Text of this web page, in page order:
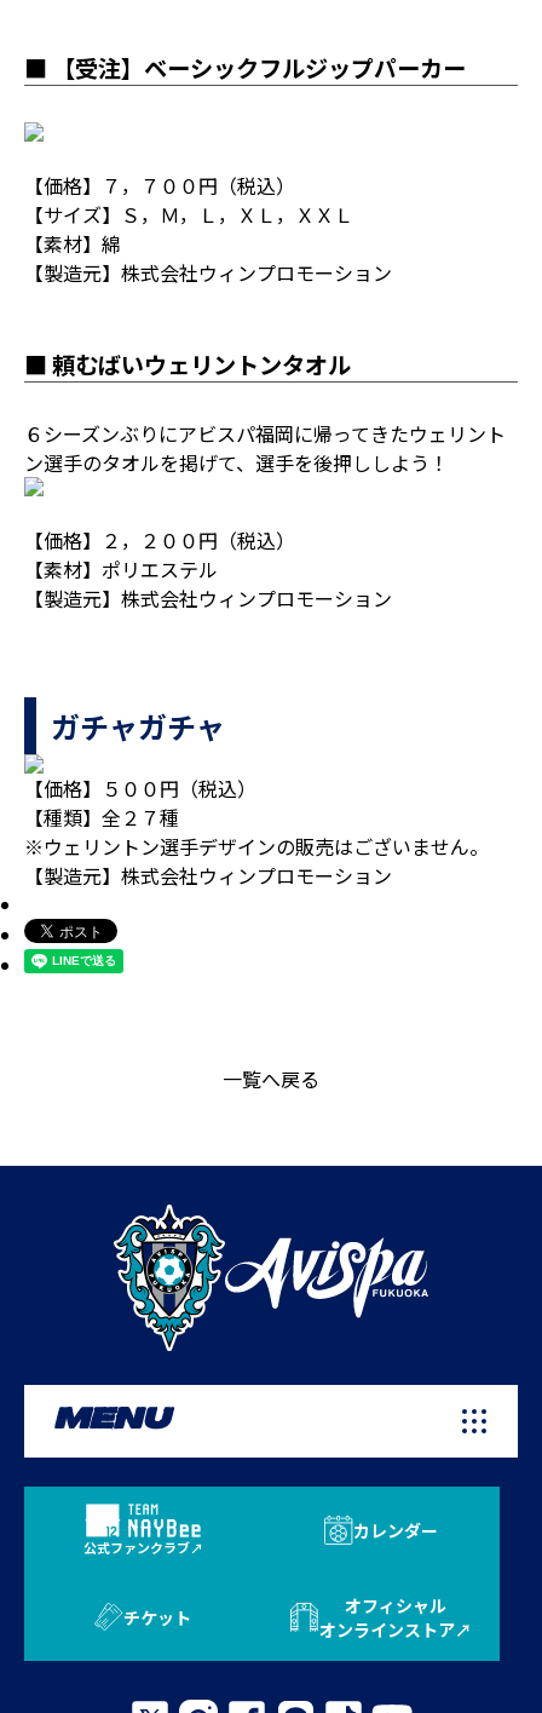
■ 【受注】ベーシックフルジップパーカー
【価格】７，７００円（税込）
【サイズ】Ｓ，Ｍ，Ｌ，ＸＬ，ＸＸＬ
【素材】綿
【製造元】株式会社ウィンプロモーション
■ 頼むばいウェリントンタオル
６シーズンぶりにアビスパ福岡に帰ってきたウェリント
ン選手のタオルを掲げて、選手を後押ししよう！
【価格】２，２００円（税込）
【素材】ポリエステル
【製造元】株式会社ウィンプロモーション
ガチャガチャ
【価格】５００円（税込）
【種類】全２７種
※ウェリントン選手デザインの販売はございません。
【製造元】株式会社ウィンプロモーション
一覧へ戻る
MENU
公式ファンクラブ
カレンダー
チケット
オフィシャル
オンラインストア